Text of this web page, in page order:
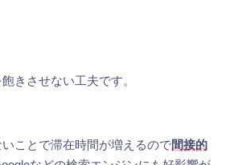
きさせない工夫です。
ことで滞在時間が増えるので間接的